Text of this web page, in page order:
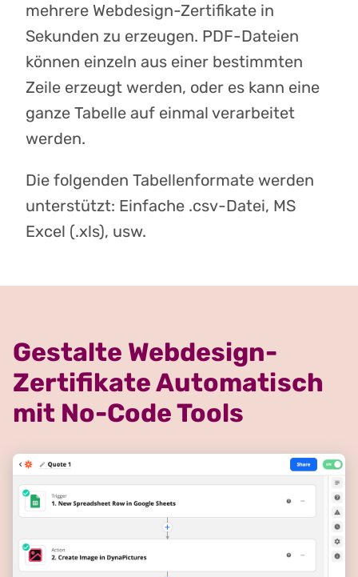
mehrere Webdesign-Zertifikate in
Sekunden zu erzeugen. PDF-Dateien
können einzeln aus einer bestimmten
Zeile erzeugt werden, oder es kann eine
ganze Tabelle auf einmal verarbeitet
werden.
Die folgenden Tabellenformate werden
unterstützt: Einfache .csv-Datei, MS
Excel (.xls), usw.
Gestalte Webdesign-
Zertifikate Automatisch
mit No-Code Tools